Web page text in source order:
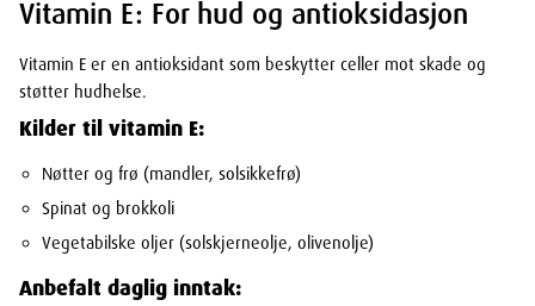
Vitamin E: For hud og antioksidasjon
Vitamin E er en antioksidant som beskytter celler mot skade og
støtter hudhelse.
Kilder til vitamin E:
Nøtter og frø (mandler, solsikkefrø)
Spinat og brokkoli
Vegetabilske oljer (solskjerneolje, olivenolje)
Anbefalt daglig inntak: